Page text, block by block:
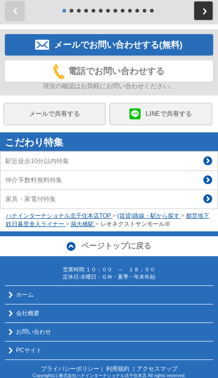
メールでお問い合わせする(無料)
電話でお問い合わせする
現況の確認はお気軽にお問い合わせください。
メールで共有する LINEで共有する
こだわり特集
駅近徒歩10分以内特集
仲介手数料無料特集
家具・家電付特集
ハナインターナショナル北千住本店TOP > (賃貸)路線・駅から探す > 都営地下
鉄日暮里舎人ライナー > 扇大橋駅 > レオネクストサンモールⅢ
ページトップに戻る
営業時間:１０：００ ～ １８：００
定休日:水曜日・ＧＷ・夏季・年末年始
ホーム
会社概要
お問い合わせ
PCサイト
プライバシーポリシー ｜ 利用規約 ｜アクセスマップ
Copyright(c) 株式会社ハナインターナショナル北千住本店 All rights reserved.